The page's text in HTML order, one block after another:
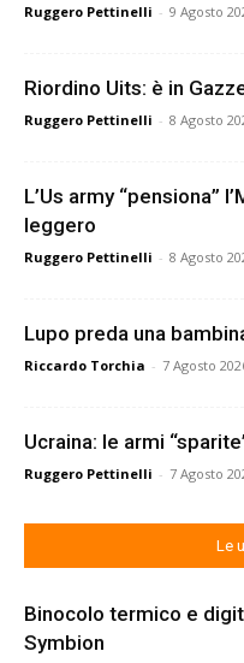
Ruggero Pettinelli - 9 Agosto
Riordino Uits: è in
Ruggero Pettinelli - 8 Agosto
L’Us army “pensiona”
leggero
Ruggero Pettinelli - 8 Agosto
Lupo preda una
Riccardo Torchia - 7 Agosto
Ucraina: le armi
Ruggero Pettinelli - 7 Agosto
Le
Binocolo termico e
Symbion